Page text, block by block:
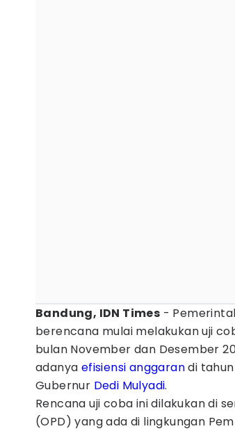
Bandung, IDN Times -
berencana mulai melakukan uji
bulan November dan Desember
adanya efisiensi anggarandi
Gubernur Dedi Mulyadi.
Rencana uji coba ini dilakukan di
(OPD) yang ada di lingkungan